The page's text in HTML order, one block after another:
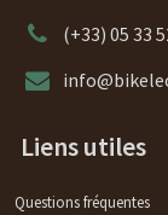
(+33) 05 33
Liens utiles
Questions fréquentes